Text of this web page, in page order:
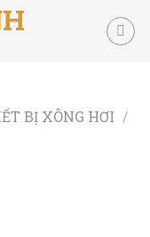
BỊ XÔNG HƠI /